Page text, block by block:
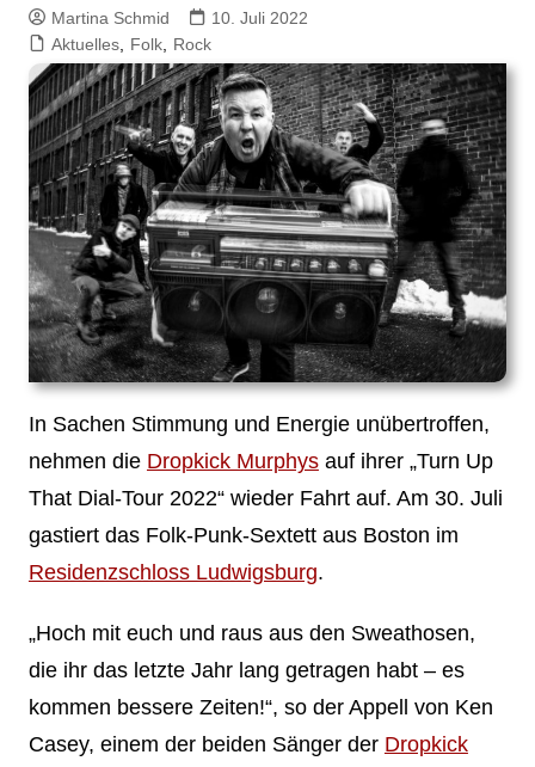
Martina Schmid
10. Juli 2022
Aktuelles, Folk, Rock
In Sachen Stimmung und Energie unübertroffen,
nehmen die Dropkick Murphysauf ihrer „Turn Up
That Dial-Tour 2022“ wieder Fahrt auf. Am 30. Juli
gastiert das Folk-Punk-Sextett aus Boston im
Residenzschloss Ludwigsburg.
„Hoch mit euch und raus aus den Sweathosen,
die ihr das letzte Jahr lang getragen habt – es
kommen bessere Zeiten!“, so der Appell von Ken
Casey, einem der beiden Sänger der Dropkick